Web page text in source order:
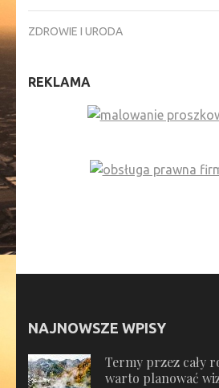
ZDROWIE I URODA
REKLAMA
NAJNOWSZE WPISY
Termy przez cały
warto planować